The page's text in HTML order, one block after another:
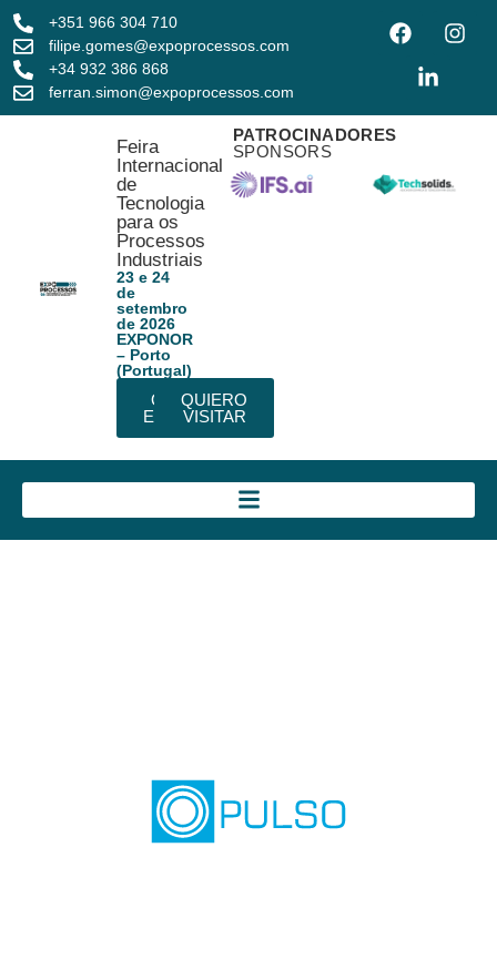
+351 966 304 710
filipe.gomes@expoprocessos.com
+34 932 386 868
ferran.simon@expoprocessos.com
Feira
Internacional
de
Tecnologia
para os
Processos
Industriais
23 e 24
de
setembro
de 2026
EXPONOR
– Porto
(Portugal)
QUIERO
EXPONER
QUIERO
VISITAR
PATROCINADORES
SPONSORS